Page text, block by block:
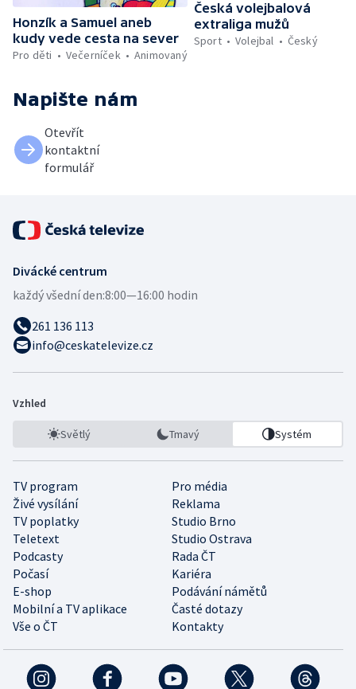
Honzík a Samuel aneb
kudy vede cesta na sever
Pro děti
Večerníček Animovaný
Česká volejbalová
extraliga mužů
Sport
Volejbal Český
Napište nám
Otevřít
kontaktní
formulář
Divácké centrum
každý všední den:8:00—16:00 hodin
261 136 113
info@ceskatelevize.cz
Vzhled
Světlý Tmavý Systém
TV program
Pro média
Živé vysílání
Reklama
TV poplatky
Studio Brno
Teletext
Studio Ostrava
Podcasty
Rada ČT
Počasí
Kariéra
E-shop
Podávání námětů
Mobilní a TV aplikace
Časté dotazy
Vše o ČT
Kontakty